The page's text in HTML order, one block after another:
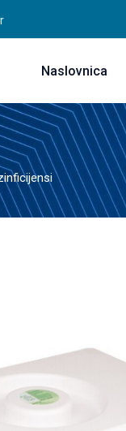
Naslovnica